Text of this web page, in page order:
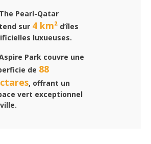
The Pearl-Qatar
sur 4 km² d’îles
luxueuses.
Park couvre une
de 88
, offrant un
vert exceptionnel